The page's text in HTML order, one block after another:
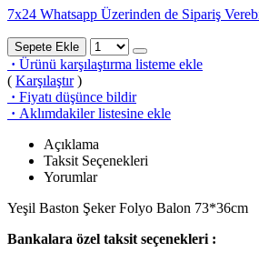
7x24 Whatsapp Üzerinden de Sipariş
Sepete Ekle
· Ürünü karşılaştırma listeme ekle
( Karşılaştır)
· Fiyatı düşünce bildir
· Aklımdakiler listesine ekle
Açıklama
Taksit Seçenekleri
Yorumlar
Yeşil Baston Şeker Folyo Balon 73*36cm
Bankalara özel taksit seçenekleri :